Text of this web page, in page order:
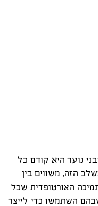
נוער היא קודם כל
הזה, משווים בין
האורטופדית שכל
השתמשו כדי לייצר